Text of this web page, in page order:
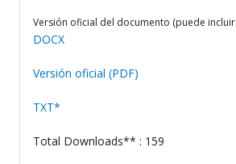
Versión oficial del documento (puede
DOCX
Versión oficial (PDF)
TXT*
Total Downloads** : 159